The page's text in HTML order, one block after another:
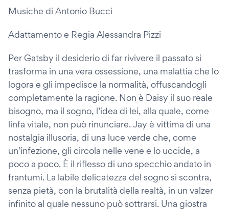
Musiche di Antonio Bucci
Adattamento e Regia Alessandra Pizzi
Per Gatsby il desiderio di far rivivere il passato si
trasforma in una vera ossessione, una malattia che lo
logora e gli impedisce la normalità, offuscandogli
completamente la ragione. Non è Daisy il suo reale
bisogno, ma il sogno, l’idea di lei, alla quale, come
linfa vitale, non può rinunciare. Jay è vittima di una
nostalgia illusoria, di una luce verde che, come
un’infezione, gli circola nelle vene e lo uccide, a
poco a poco. È il riflesso di uno specchio andato in
frantumi. La labile delicatezza del sogno si scontra,
senza pietà, con la brutalità della realtà, in un valzer
infinito al quale nessuno può sottrarsi. Una giostra